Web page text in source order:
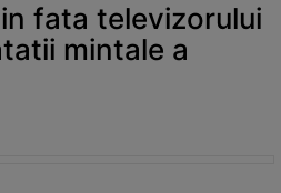
fata televizorului
mintale a